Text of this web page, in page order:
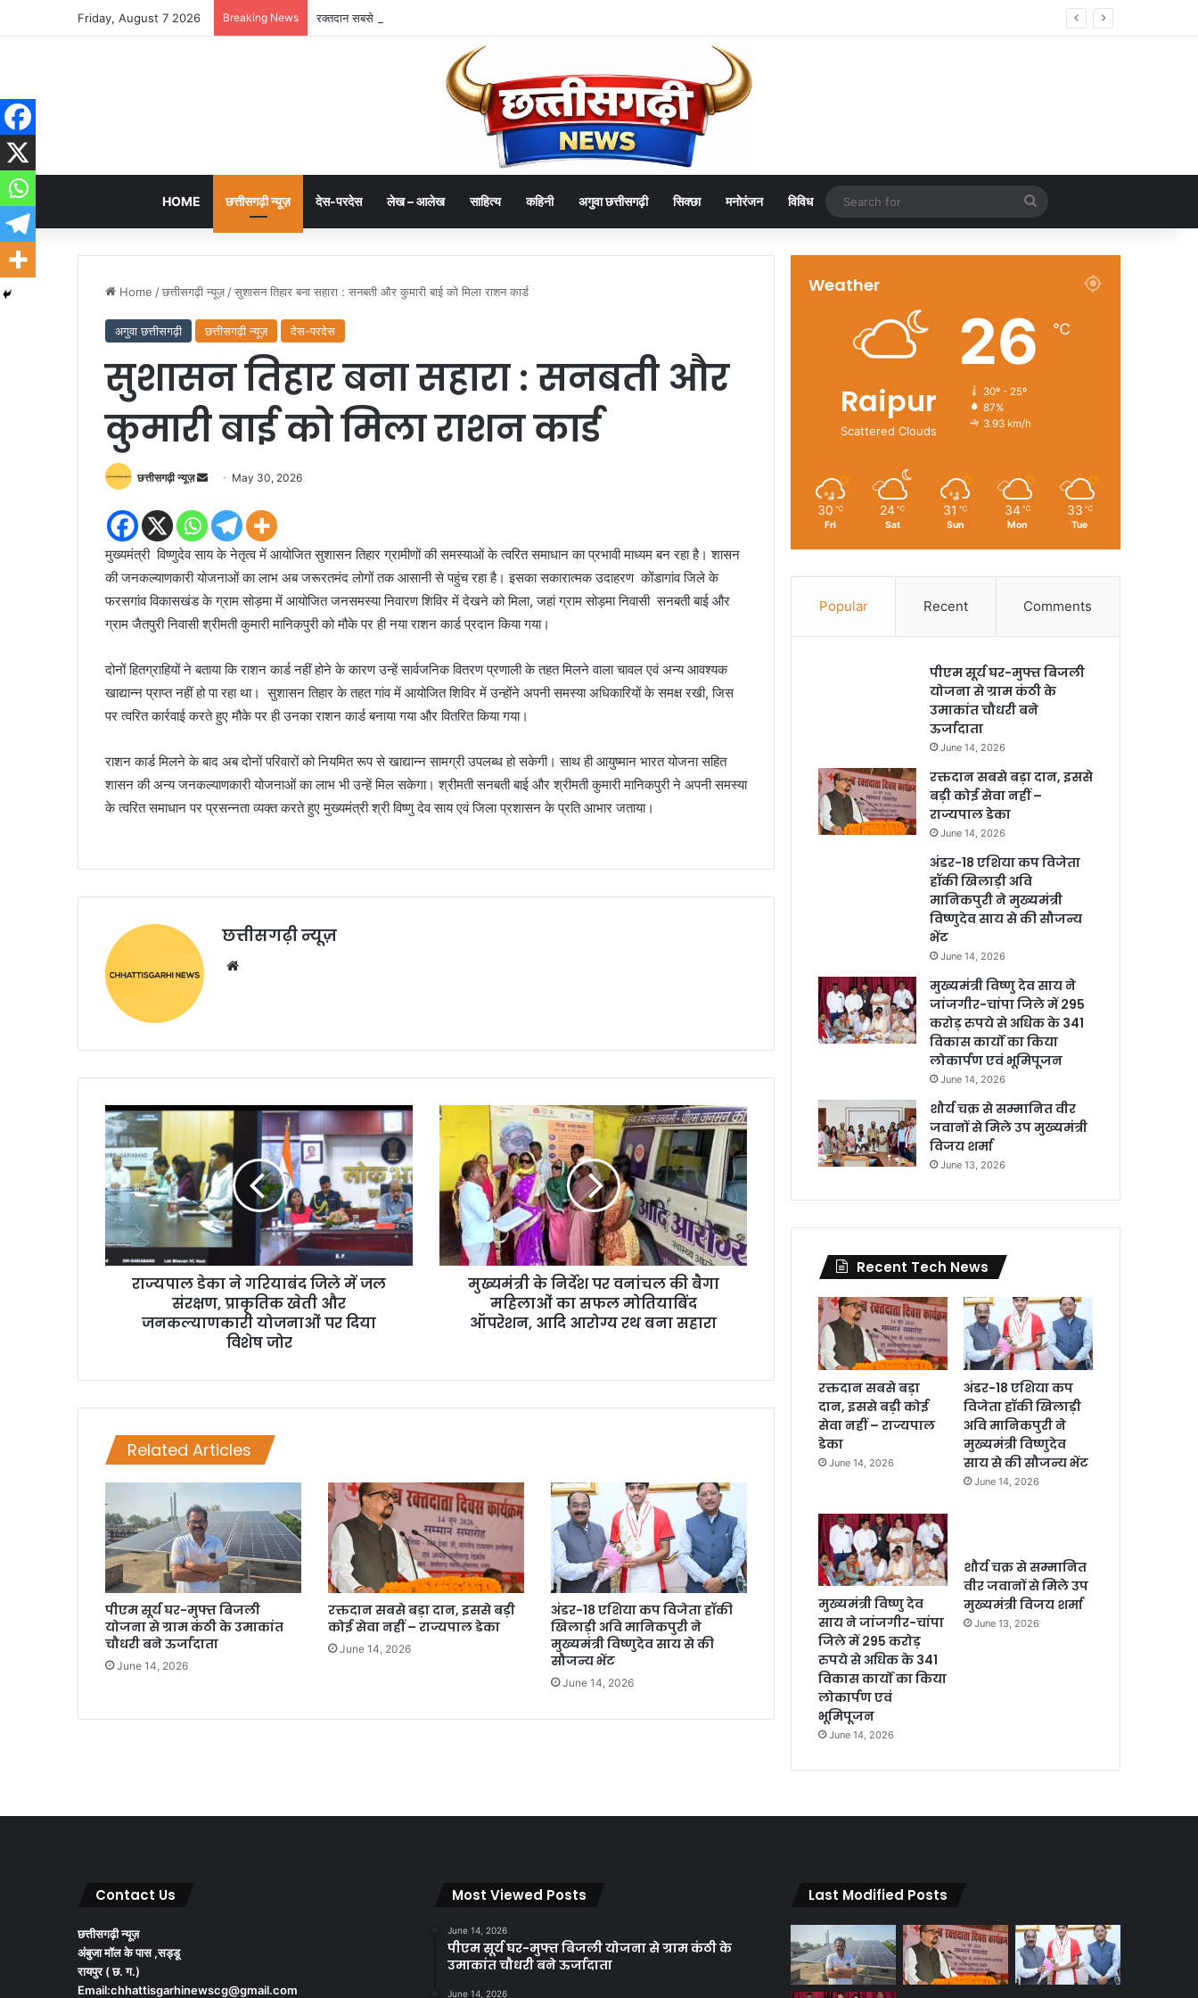
Friday, August 7 2026 Breaking News रक्तदान सबसे बड़ा दान, इससे बड़ी कोई सेवा नहीं – राज्यपाल डेका
HOME छत्तीसगढ़ी न्यूज़ देस-परदेस लेख – आलेख साहित्य कहिनी अगुवा छत्तीसगढ़ी सिक्छा मनोरंजन विविध
for
Home /छत्तीसगढ़ी न्यूज़ /सुशासन तिहार बना सहारा : सनबती और कुमारी बाई को मिला राशन कार्ड
अगुवा छत्तीसगढ़ी छत्तीसगढ़ी न्यूज़ देस-परदेस
सुशासन तिहार बना सहारा : सनबती और
कुमारी बाई को मिला राशन कार्ड
छत्तीसगढ़ी न्यूज़
Send
email
May 30, 2026
मुख्यमंत्री विष्णुदेव साय के नेतृत्व में आयोजित सुशासन तिहार ग्रामीणों की समस्याओं के त्वरित समाधान का प्रभावी माध्यम बन रहा है। शासन
की जनकल्याणकारी योजनाओं का लाभ अब जरूरतमंद लोगों तक आसानी से पहुंच रहा है। इसका सकारात्मक उदाहरण कोंडागांव जिले के
फरसगांव विकासखंड के ग्राम सोड़मा में आयोजित जनसमस्या निवारण शिविर में देखने को मिला, जहां ग्राम सोड़मा निवासी सनबती बाई और
ग्राम जैतपुरी निवासी श्रीमती कुमारी मानिकपुरी को मौके पर ही नया राशन कार्ड प्रदान किया गया।
दोनों हितग्राहियों ने बताया कि राशन कार्ड नहीं होने के कारण उन्हें सार्वजनिक वितरण प्रणाली के तहत मिलने वाला चावल एवं अन्य आवश्यक
खाद्यान्न प्राप्त नहीं हो पा रहा था। सुशासन तिहार के तहत गांव में आयोजित शिविर में उन्होंने अपनी समस्या अधिकारियों के समक्ष रखी, जिस
पर त्वरित कार्रवाई करते हुए मौके पर ही उनका राशन कार्ड बनाया गया और वितरित किया गया।
राशन कार्ड मिलने के बाद अब दोनों परिवारों को नियमित रूप से खाद्यान्न सामग्री उपलब्ध हो सकेगी। साथ ही आयुष्मान भारत योजना सहित
शासन की अन्य जनकल्याणकारी योजनाओं का लाभ भी उन्हें मिल सकेगा। श्रीमती सनबती बाई और श्रीमती कुमारी मानिकपुरी ने अपनी समस्या
के त्वरित समाधान पर प्रसन्नता व्यक्त करते हुए मुख्यमंत्री श्री विष्णु देव साय एवं जिला प्रशासन के प्रति आभार जताया।
छत्तीसगढ़ी न्यूज़
राज्यपाल डेका ने गरियाबंद जिले में जल
संरक्षण, प्राकृतिक खेती और
जनकल्याणकारी योजनाओं पर दिया
विशेष जोर
मुख्यमंत्री के निर्देश पर वनांचल की बैगा
महिलाओं का सफल मोतियाबिंद
ऑपरेशन, आदि आरोग्य रथ बना सहारा
Related Articles
पीएम सूर्य घर-मुफ्त बिजली
योजना से ग्राम कंठी के उमाकांत
चौधरी बने ऊर्जादाता
June 14, 2026
रक्तदान सबसे बड़ा दान, इससे बड़ी
कोई सेवा नहीं – राज्यपाल डेका
June 14, 2026
अंडर-18 एशिया कप विजेता हॉकी
खिलाड़ी अवि मानिकपुरी ने
मुख्यमंत्री विष्णुदेव साय से की
सौजन्य भेंट
June 14, 2026
Weather
Raipur
Scattered Clouds
26 ℃
30º - 25º
87%
3.93 km/h
30 ℃
Fri
24 ℃
Sat
31 ℃
Sun
34 ℃
Mon
33 ℃
Tue
Popular Recent Comments
पीएम सूर्य घर-मुफ्त बिजली
योजना से ग्राम कंठी के
उमाकांत चौधरी बने
ऊर्जादाता
June 14, 2026
रक्तदान सबसे बड़ा दान, इससे
बड़ी कोई सेवा नहीं –
राज्यपाल डेका
June 14, 2026
अंडर-18 एशिया कप विजेता
हॉकी खिलाड़ी अवि
मानिकपुरी ने मुख्यमंत्री
विष्णुदेव साय से की सौजन्य
भेंट
June 14, 2026
मुख्यमंत्री विष्णु देव साय ने
जांजगीर-चांपा जिले में 295
करोड़ रुपये से अधिक के 341
विकास कार्यों का किया
लोकार्पण एवं भूमिपूजन
June 14, 2026
शौर्य चक्र से सम्मानित वीर
जवानों से मिले उप मुख्यमंत्री
विजय शर्मा
June 13, 2026
Recent Tech News
रक्तदान सबसे बड़ा
दान, इससे बड़ी कोई
सेवा नहीं – राज्यपाल
डेका
June 14, 2026
अंडर-18 एशिया कप
विजेता हॉकी खिलाड़ी
अवि मानिकपुरी ने
मुख्यमंत्री विष्णुदेव
साय से की सौजन्य भेंट
June 14, 2026
मुख्यमंत्री विष्णु देव
साय ने जांजगीर-चांपा
जिले में 295 करोड़
रुपये से अधिक के 341
विकास कार्यों का किया
लोकार्पण एवं
भूमिपूजन
June 14, 2026
शौर्य चक्र से सम्मानित
वीर जवानों से मिले उप
मुख्यमंत्री विजय शर्मा
June 13, 2026
Contact Us
छत्तीसगढ़ी न्यूज़
अंबुजा मॉल के पास ,सड्डू
रायपुर ( छ. ग.)
Email:chhattisgarhinewscg@gmail.com
Most Viewed Posts
June 14, 2026
पीएम सूर्य घर-मुफ्त बिजली योजना से ग्राम कंठी के
उमाकांत चौधरी बने ऊर्जादाता
June 14, 2026
Last Modified Posts